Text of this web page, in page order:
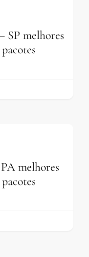
SP melhores
melhores